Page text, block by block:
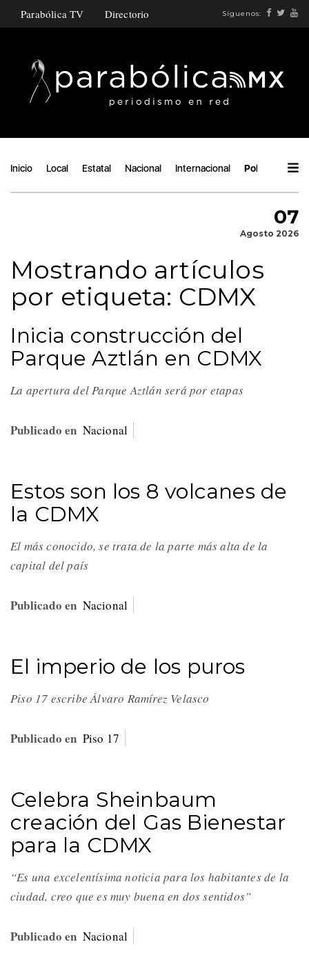
Parabólica TV Directorio Síguenos:
Inicio Local Estatal Nacional Internacional Política
07
Agosto 2026
Mostrando artículos
por etiqueta: CDMX
Inicia construcción del
Parque Aztlán en CDMX
La apertura del Parque Aztlán será por etapas
Publicado en Nacional
Estos son los 8 volcanes de
la CDMX
El más conocido, se trata de la parte más alta de la
capital del país
Publicado en Nacional
El imperio de los puros
Piso 17 escribe Álvaro Ramírez Velasco
Publicado en Piso 17
Celebra Sheinbaum
creación del Gas Bienestar
para la CDMX
“Es una excelentísima noticia para los habitantes de la
ciudad, creo que es muy buena en dos sentidos”
Publicado en Nacional